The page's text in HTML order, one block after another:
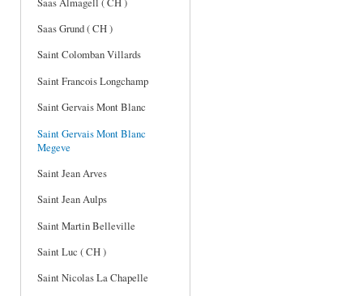
Saas Grund ( CH )
Saint Colomban Villards
Saint Francois Longchamp
Saint Gervais Mont Blanc
Saint Gervais Mont Blanc
Megeve
Saint Jean Arves
Saint Jean Aulps
Saint Martin Belleville
Saint Luc ( CH )
Saint Nicolas La Chapelle